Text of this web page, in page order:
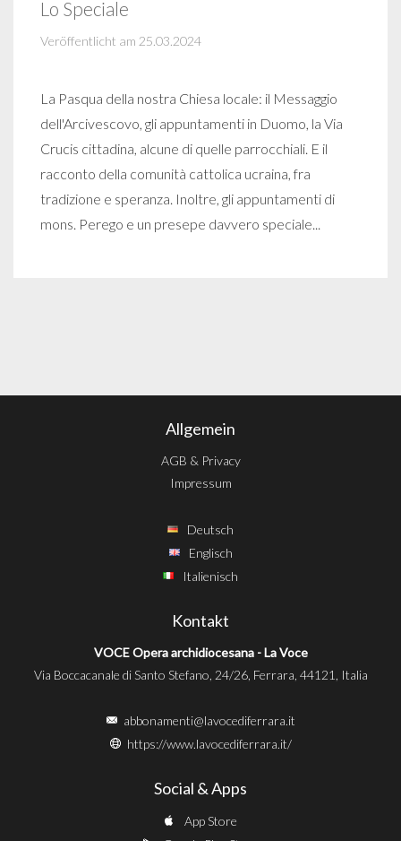
Lo Speciale
Veröffentlicht am 25.03.2024
La Pasqua della nostra Chiesa locale: il Messaggio
dell'Arcivescovo, gli appuntamenti in Duomo, la Via
Crucis cittadina, alcune di quelle parrocchiali. E il
racconto della comunità cattolica ucraina, fra
tradizione e speranza. Inoltre, gli appuntamenti di
mons. Perego e un presepe davvero speciale...
Allgemein
AGB & Privacy
Impressum
Deutsch
Englisch
Italienisch
Kontakt
VOCE Opera archidiocesana - La Voce
Via Boccacanale di Santo Stefano, 24/26, Ferrara, 44121, Italia
abbonamenti@lavocediferrara.it
https://www.lavocediferrara.it/
Social & Apps
App Store